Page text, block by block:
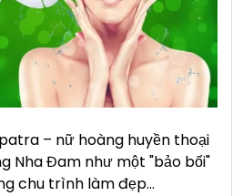
– nữ hoàng huyền thoại
Nha Đam như một "bảo bối"
chu trình làm đẹp…